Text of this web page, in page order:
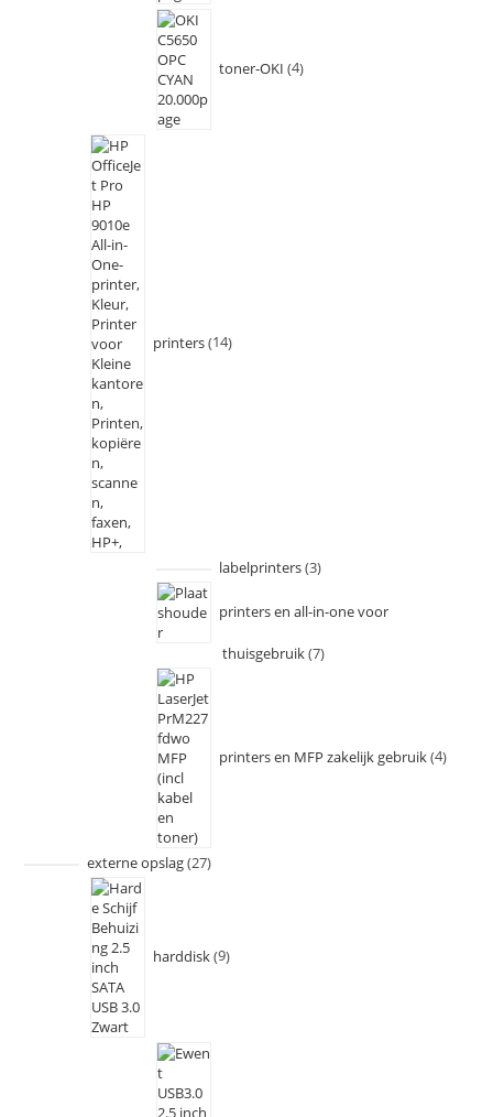
toner-OKI 4
printers 14
labelprinters 3
printers en all-in-one voor
thuisgebruik 7
printers en MFP zakelijk gebruik 4
externe opslag 27
harddisk 9